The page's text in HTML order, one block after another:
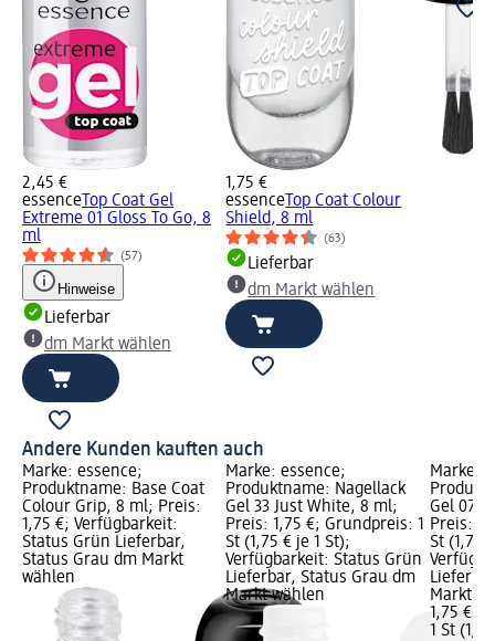
2,45 €
essence Top Coat Gel
Extreme 01 Gloss To Go, 8
ml
(57)
Hinweise
Lieferbar
dm Markt wählen
1,75 €
essence Top Coat Colour
Shield, 8 ml
(63)
Lieferbar
dm Markt wählen
Andere Kunden kauften auch
Marke: essence;
Produktname: Base Coat
Colour Grip, 8 ml; Preis:
1,75 €; Verfügbarkeit:
Status Grün Lieferbar,
Status Grau dm Markt
wählen
Marke: essence;
Produktname: Nagellack
Gel 33 Just White, 8 ml;
Preis: 1,75 €; Grundpreis: 1
St (1,75 € je 1 St);
Verfügbarkeit: Status Grün
Lieferbar, Status Grau dm
Markt wählen
Marke:
Gel 07
Preis:
St (1,75
Markt
1,75 €
1 St